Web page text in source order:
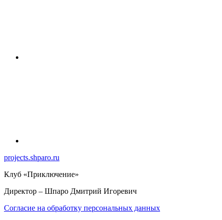
projects.shparo.ru
Клуб «Приключение»
Директор – Шпаро Дмитрий Игоревич
Согласие на обработку персональных данных